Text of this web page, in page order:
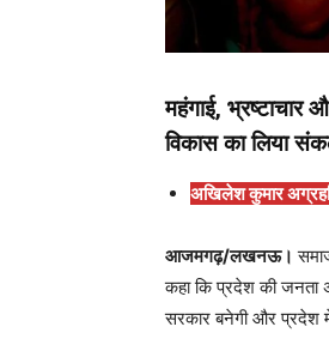
महंगाई, भ्रष्टाचार
विकास का लिया
अखिलेश कुमार
आजमगढ़/लखनऊ।
कहा कि प्रदेश की जनता
सरकार बनेगी और प्रदेश में